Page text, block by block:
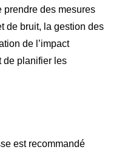
prendre des mesures
de bruit, la gestion des
de l’impact
de planifier les
est recommandé